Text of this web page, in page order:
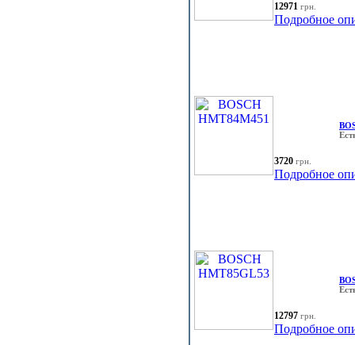
12971 грн.
Подробное
3720 грн.
Подробное
12797 грн.
Подробное